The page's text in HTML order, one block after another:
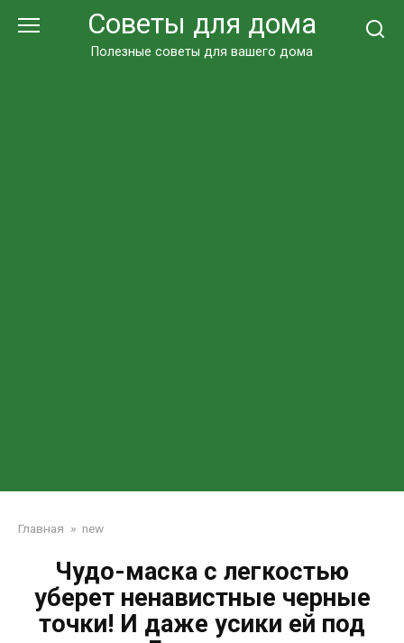
Советы для дома
Полезные советы для вашего дома
Главная » new
Чудо-маска с легкостью
уберет ненавистные черные
точки! И даже усики ей под